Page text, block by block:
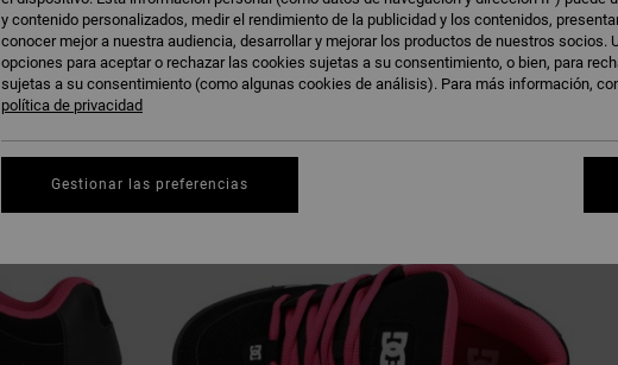
y contenido personalizados, medir el rendimiento de la publicidad y los contenidos,
conocer mejor a nuestra audiencia, desarrollar y mejorar los productos de nuestros socios.
opciones para aceptar o rechazar las cookies sujetas a su consentimiento, o bien, para
sujetas a su consentimiento (como algunas cookies de análisis). Para más información,
política de privacidad
Gestionar las preferencias